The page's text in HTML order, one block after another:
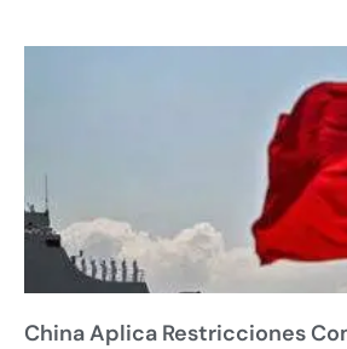
China Aplica Restricciones